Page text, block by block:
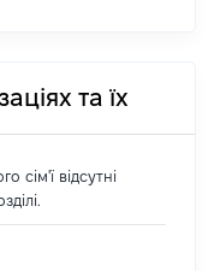
та їх
сім'ї відсутні